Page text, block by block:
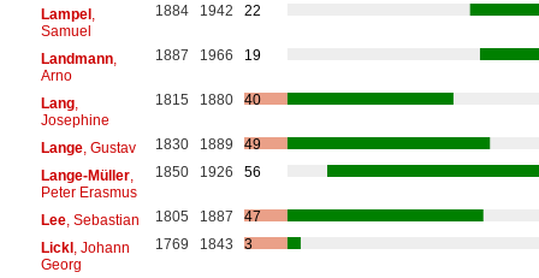
Lampel,
Samuel
1884 1942 22
Landmann,
Arno
1887 1966 19
Lang,
Josephine
1815 1880 40
Lange, Gustav 1830 1889
49
Lange-Müller,
Peter Erasmus
1850 1926 56
Lee, Sebastian 1805 1887
47
Lickl, Johann
Georg
1769 1843 3